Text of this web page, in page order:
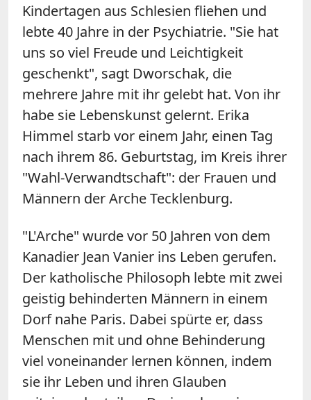
Kindertagen aus Schlesien fliehen und
lebte 40 Jahre in der Psychiatrie. "Sie hat
uns so viel Freude und Leichtigkeit
geschenkt", sagt Dworschak, die
mehrere Jahre mit ihr gelebt hat. Von ihr
habe sie Lebenskunst gelernt. Erika
Himmel starb vor einem Jahr, einen Tag
nach ihrem 86. Geburtstag, im Kreis ihrer
"Wahl-Verwandtschaft": der Frauen und
Männern der Arche Tecklenburg.
"L'Arche" wurde vor 50 Jahren von dem
Kanadier Jean Vanier ins Leben gerufen.
Der katholische Philosoph lebte mit zwei
geistig behinderten Männern in einem
Dorf nahe Paris. Dabei spürte er, dass
Menschen mit und ohne Behinderung
viel voneinander lernen können, indem
sie ihr Leben und ihren Glauben